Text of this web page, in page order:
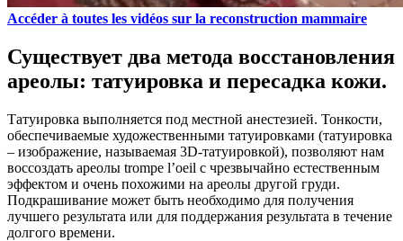
Accéder à toutes les vidéos sur la reconstruction mammaire
Существует два метода восстановления
ареолы: татуировка и пересадка кожи.
Татуировка выполняется под местной анестезией. Тонкости,
обеспечиваемые художественными татуировками (татуировка
– изображение, называемая 3D-татуировкой), позволяют нам
воссоздать ареолы trompe l’oeil с чрезвычайно естественным
эффектом и очень похожими на ареолы другой груди.
Подкрашивание может быть необходимо для получения
лучшего результата или для поддержания результата в течение
долгого времени.